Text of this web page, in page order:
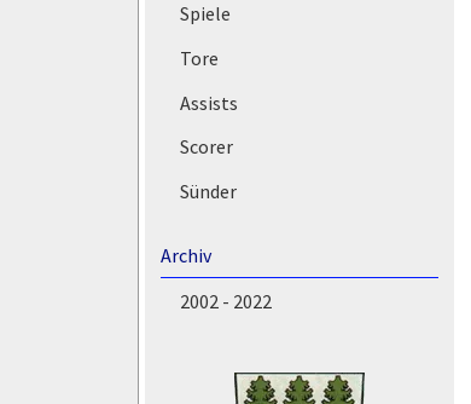
Spiele
Tore
Assists
Scorer
Sünder
Archiv
2002 - 2022